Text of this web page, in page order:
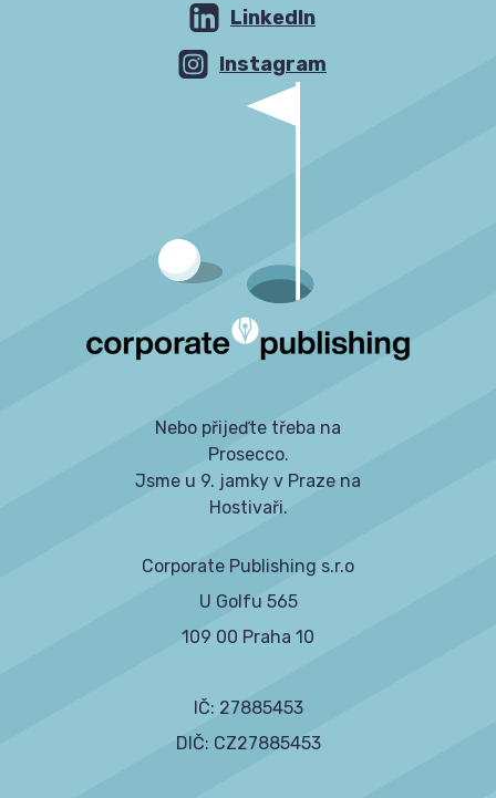
LinkedIn
Instagram
Nebo přijeďte třeba na
Prosecco.
Jsme u 9. jamky v Praze na
Hostivaři.
Corporate Publishing s.r.o
U Golfu 565
109 00 Praha 10
IČ: 27885453
DIČ: CZ27885453